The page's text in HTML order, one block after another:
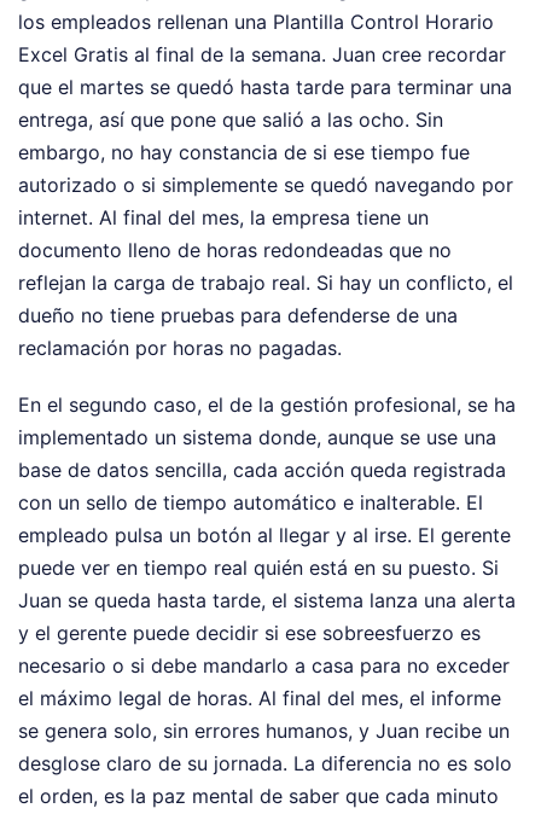
los empleados rellenan una Plantilla Control Horario
Excel Gratis al final de la semana. Juan cree recordar
que el martes se quedó hasta tarde para terminar una
entrega, así que pone que salió a las ocho. Sin
embargo, no hay constancia de si ese tiempo fue
autorizado o si simplemente se quedó navegando por
internet. Al final del mes, la empresa tiene un
documento lleno de horas redondeadas que no
reflejan la carga de trabajo real. Si hay un conflicto, el
dueño no tiene pruebas para defenderse de una
reclamación por horas no pagadas.
En el segundo caso, el de la gestión profesional, se ha
implementado un sistema donde, aunque se use una
base de datos sencilla, cada acción queda registrada
con un sello de tiempo automático e inalterable. El
empleado pulsa un botón al llegar y al irse. El gerente
puede ver en tiempo real quién está en su puesto. Si
Juan se queda hasta tarde, el sistema lanza una alerta
y el gerente puede decidir si ese sobreesfuerzo es
necesario o si debe mandarlo a casa para no exceder
el máximo legal de horas. Al final del mes, el informe
se genera solo, sin errores humanos, y Juan recibe un
desglose claro de su jornada. La diferencia no es solo
el orden, es la paz mental de saber que cada minuto